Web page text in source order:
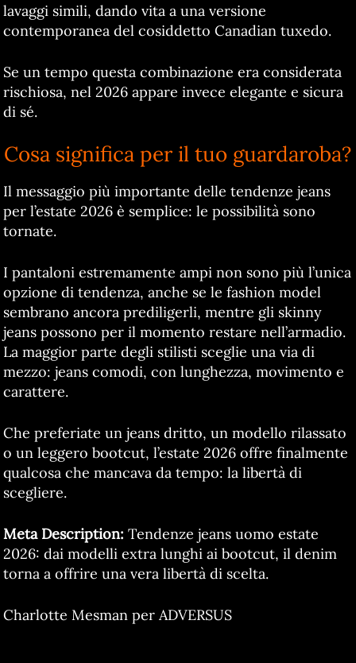
lavaggi simili, dando vita a una versione
contemporanea del cosiddetto Canadian tuxedo.
Se un tempo questa combinazione era considerata
rischiosa, nel 2026 appare invece elegante e sicura
di sé.
Cosa significa per il tuo guardaroba?
Il messaggio più importante delle tendenze jeans
per l’estate 2026 è semplice: le possibilità sono
tornate.
I pantaloni estremamente ampi non sono più l’unica
opzione di tendenza, anche se le fashion model
sembrano ancora prediligerli, mentre gli skinny
jeans possono per il momento restare nell’armadio.
La maggior parte degli stilisti sceglie una via di
mezzo: jeans comodi, con lunghezza, movimento e
carattere.
Che preferiate un jeans dritto, un modello rilassato
o un leggero bootcut, l’estate 2026 offre finalmente
qualcosa che mancava da tempo: la libertà di
scegliere.
Meta Description: Tendenze jeans uomo estate
2026: dai modelli extra lunghi ai bootcut, il denim
torna a offrire una vera libertà di scelta.
Charlotte Mesman per ADVERSUS